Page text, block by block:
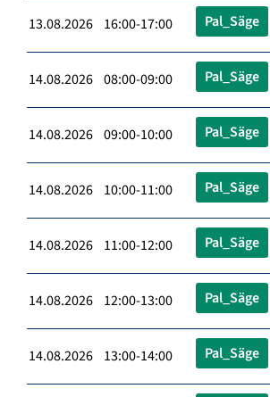
13.08.2026 16:00-17:00 Pal_Säge
14.08.2026 08:00-09:00 Pal_Säge
14.08.2026 09:00-10:00 Pal_Säge
14.08.2026 10:00-11:00 Pal_Säge
14.08.2026 11:00-12:00 Pal_Säge
14.08.2026 12:00-13:00 Pal_Säge
14.08.2026 13:00-14:00 Pal_Säge